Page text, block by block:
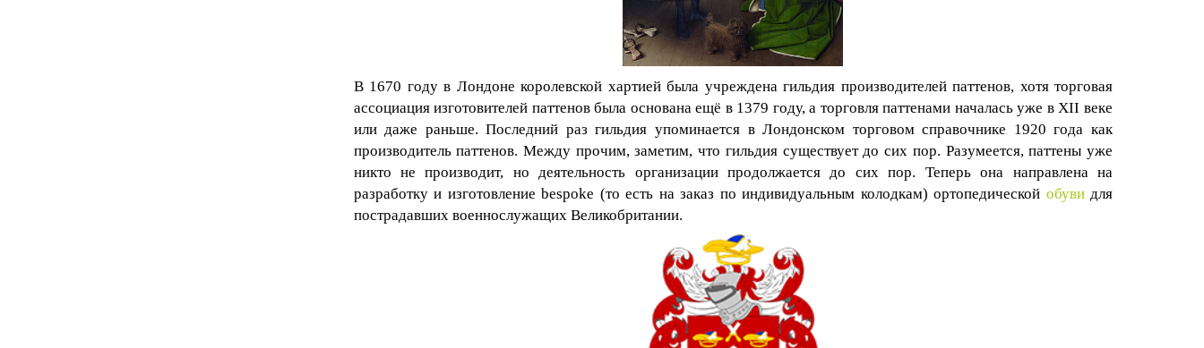
В 1670 году в Лондоне королевской хартией была учреждена гильдия производителей паттенов, хотя торговая
ассоциация изготовителей паттенов была основана ещё в 1379 году, а торговля паттенами началась уже в XII веке
или даже раньше. Последний раз гильдия упоминается в Лондонском торговом справочнике 1920 года как
производитель паттенов. Между прочим, заметим, что гильдия существует до сих пор. Разумеется, паттены уже
никто не производит, но деятельность организации продолжается до сих пор. Теперь она направлена на
разработку и изготовление bespoke (то есть на заказ по индивидуальным колодкам) ортопедической обувидля
пострадавших военнослужащих Великобритании.